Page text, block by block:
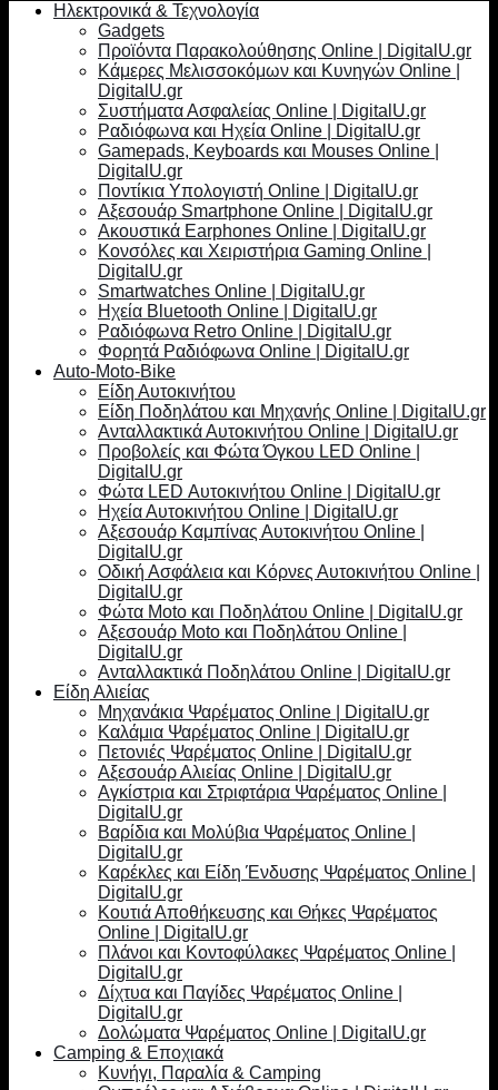
Ηλεκτρονικά & Τεχνολογία
Gadgets
Προϊόντα Παρακολούθησης Online | DigitalU.gr
Κάμερες Μελισσοκόμων και Κυνηγών Online |
DigitalU.gr
Συστήματα Ασφαλείας Online | DigitalU.gr
Ραδιόφωνα και Ηχεία Online | DigitalU.gr
Gamepads, Keyboards και Mouses Online |
DigitalU.gr
Ποντίκια Υπολογιστή Online | DigitalU.gr
Αξεσουάρ Smartphone Online | DigitalU.gr
Ακουστικά Earphones Online | DigitalU.gr
Κονσόλες και Χειριστήρια Gaming Online |
DigitalU.gr
Smartwatches Online | DigitalU.gr
Ηχεία Bluetooth Online | DigitalU.gr
Ραδιόφωνα Retro Online | DigitalU.gr
Φορητά Ραδιόφωνα Online | DigitalU.gr
Auto-Moto-Bike
Είδη Αυτοκινήτου
Είδη Ποδηλάτου και Μηχανής Online | DigitalU.gr
Ανταλλακτικά Αυτοκινήτου Online | DigitalU.gr
Προβολείς και Φώτα Όγκου LED Online |
DigitalU.gr
Φώτα LED Αυτοκινήτου Online | DigitalU.gr
Ηχεία Αυτοκινήτου Online | DigitalU.gr
Αξεσουάρ Καμπίνας Αυτοκινήτου Online |
DigitalU.gr
Οδική Ασφάλεια και Κόρνες Αυτοκινήτου Online |
DigitalU.gr
Φώτα Moto και Ποδηλάτου Online | DigitalU.gr
Αξεσουάρ Moto και Ποδηλάτου Online |
DigitalU.gr
Ανταλλακτικά Ποδηλάτου Online | DigitalU.gr
Είδη Αλιείας
Μηχανάκια Ψαρέματος Online | DigitalU.gr
Καλάμια Ψαρέματος Online | DigitalU.gr
Πετονιές Ψαρέματος Online | DigitalU.gr
Αξεσουάρ Αλιείας Online | DigitalU.gr
Αγκίστρια και Στριφτάρια Ψαρέματος Online |
DigitalU.gr
Βαρίδια και Μολύβια Ψαρέματος Online |
DigitalU.gr
Καρέκλες και Είδη Ένδυσης Ψαρέματος Online |
DigitalU.gr
Κουτιά Αποθήκευσης και Θήκες Ψαρέματος
Online | DigitalU.gr
Πλάνοι και Κοντοφύλακες Ψαρέματος Online |
DigitalU.gr
Δίχτυα και Παγίδες Ψαρέματος Online |
DigitalU.gr
Δολώματα Ψαρέματος Online | DigitalU.gr
Camping & Εποχιακά
Κυνήγι, Παραλία & Camping